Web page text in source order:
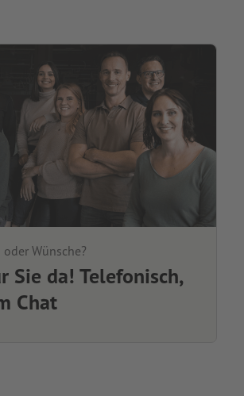
Wünsche?
Sie da! Telefonisch,
Chat